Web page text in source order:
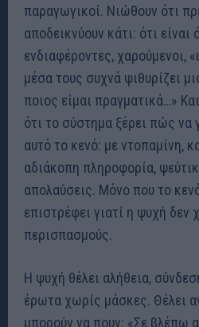
παραγωγικοί. Νιώθουν ότι
αποδεικνύουν κάτι: ότι είναι
ενδιαφέροντες, χαρούμενοι,
μέσα τους συχνά ψιθυρίζει
ποιος είμαι πραγματικά…»
ότι το σύστημα ξέρει πώς να
αυτό το κενό: με ντοπαμίνη,
αδιάκοπη πληροφορία,
απολαύσεις. Μόνο που το
επιστρέφει γιατί η ψυχή δεν
περισπασμούς.
Η ψυχή θέλει αλήθεια,
έρωτα χωρίς μάσκες. Θέλει
μπορούν να πουν: «Σε βλέπω